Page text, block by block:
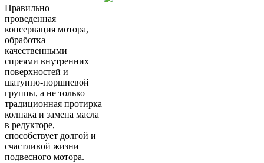
Правильно
проведенная
консервация мотора,
обработка
качественными
спреями внутренних
поверхностей и
шатунно-поршневой
группы, а не только
традиционная протирка
колпака и замена масла
в редукторе,
способствует долгой и
счастливой жизни
подвесного мотора.